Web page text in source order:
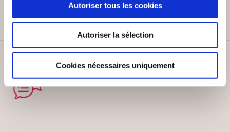
Autoriser tous les cookies
Autoriser la sélection
Cookies nécessaires uniquement
SERVICE CLIENT